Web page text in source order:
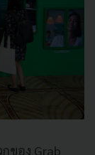
ของ Grab